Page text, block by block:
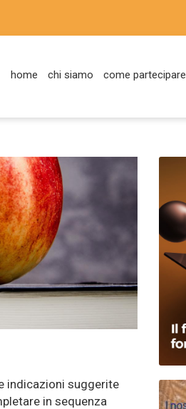
home chi siamo come partecipare
indicazioni suggerite
in sequenza